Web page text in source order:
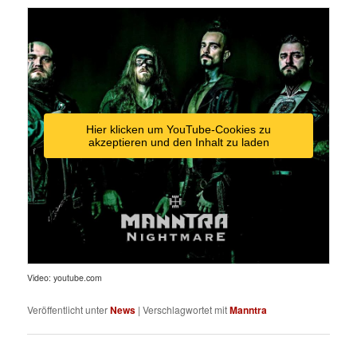
Hier klicken um YouTube-Cookies zu
akzeptieren und den Inhalt zu laden
Video: youtube.com
Veröffentlicht unterNews |Verschlagwortet mitManntra